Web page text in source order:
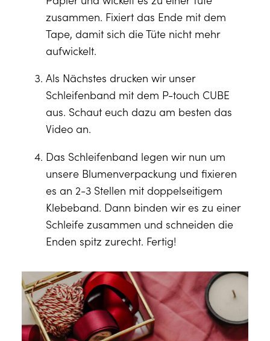
zusammen. Fixiert das Ende mit dem
Tape, damit sich die Tüte nicht mehr
aufwickelt.
Als Nächstes drucken wir unser
Schleifenband mit dem P-touch CUBE
aus. Schaut euch dazu am besten das
Video an.
Das Schleifenband legen wir nun um
unsere Blumenverpackung und fixieren
es an 2-3 Stellen mit doppelseitigem
Klebeband. Dann binden wir es zu einer
Schleife zusammen und schneiden die
Enden spitz zurecht. Fertig!